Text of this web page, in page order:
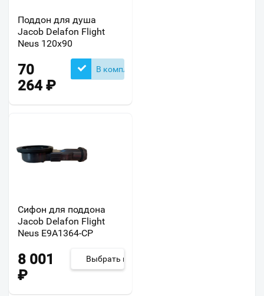
Поддон для душа
Jacob Delafon Flight
Neus 120х90
70
264 ₽
В комплекте
Сифон для поддона
Jacob Delafon Flight
Neus E9A1364-CP
8 001
₽
Выбрать из 2